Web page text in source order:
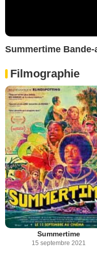
Summertime Bande-
Filmographie
Summertime
15 septembre 2021